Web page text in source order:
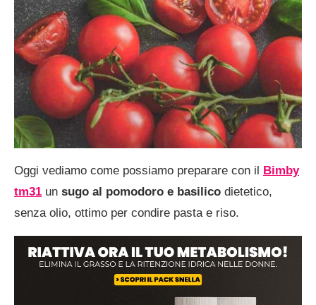
Oggi vediamo come possiamo preparare con il Bimby
tm31 un sugo al pomodoro e basilico dietetico,
senza olio, ottimo per condire pasta e riso.